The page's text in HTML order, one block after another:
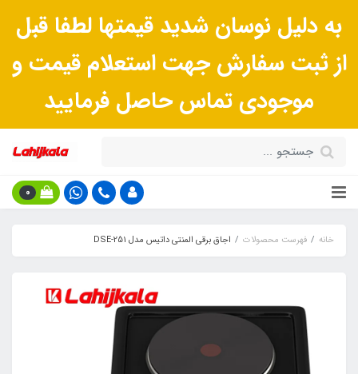
به دلیل نوسان شدید قیمتها لطفا قبل
از ثبت سفارش جهت استعلام قیمت و
موجودی تماس حاصل فرمایید
0
خانه فهرست محصولات اجاق برقی المنتی داتیس مدل DSE-251